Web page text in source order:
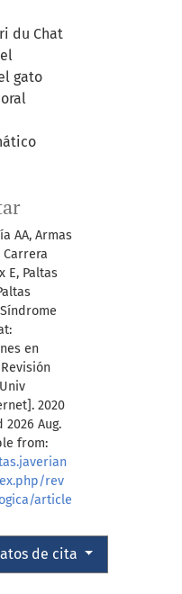
du Chat
gato
AA, Armas
Carrera
E, Paltas
en
2020
2026 Aug.
from:
rev
article
de cita